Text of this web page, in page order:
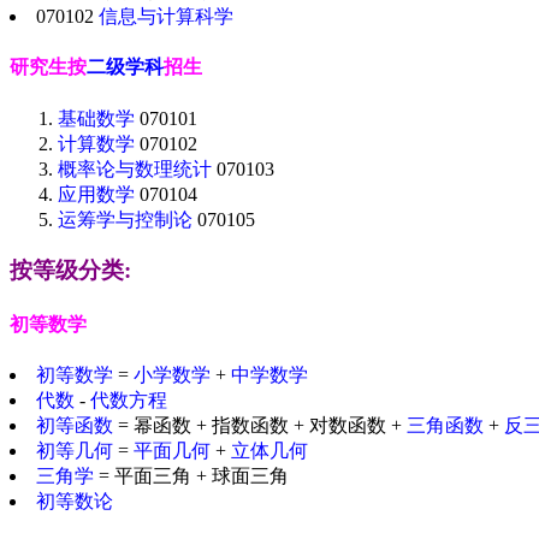
070102 信息与计算科学
研究生按二级学科招生
基础数学 070101
计算数学 070102
概率论与数理统计 070103
应用数学 070104
运筹学与控制论 070105
按等级分类:
初等数学
初等数学 = 小学数学 + 中学数学
代数 - 代数方程
初等函数 = 幂函数 + 指数函数 + 对数函数 + 三角函数 + 反
初等几何 = 平面几何 + 立体几何
三角学 = 平面三角 + 球面三角
初等数论